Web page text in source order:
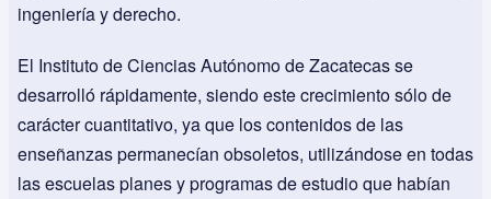
ingeniería y derecho.
El Instituto de Ciencias Autónomo de Zacatecas se
desarrolló rápidamente, siendo este crecimiento sólo de
carácter cuantitativo, ya que los contenidos de las
enseñanzas permanecían obsoletos, utilizándose en todas
las escuelas planes y programas de estudio que habían